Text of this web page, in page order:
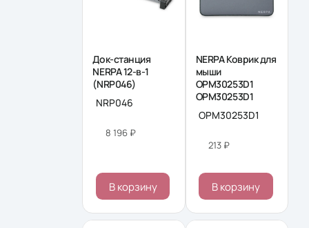
Док-станция
NERPA 12-в-1
(NRP046)
NRP046
8 196 ₽
В корзину
NERPA Коврик для
мыши
OPM30253D1
OPM30253D1
OPM30253D1
213 ₽
В корзину